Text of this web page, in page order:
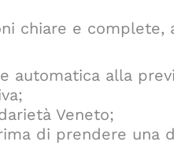
chiare e complete,
automatica alla
Veneto;
di prendere una